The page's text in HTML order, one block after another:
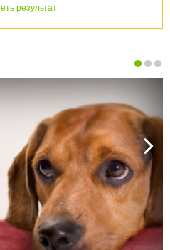
результат